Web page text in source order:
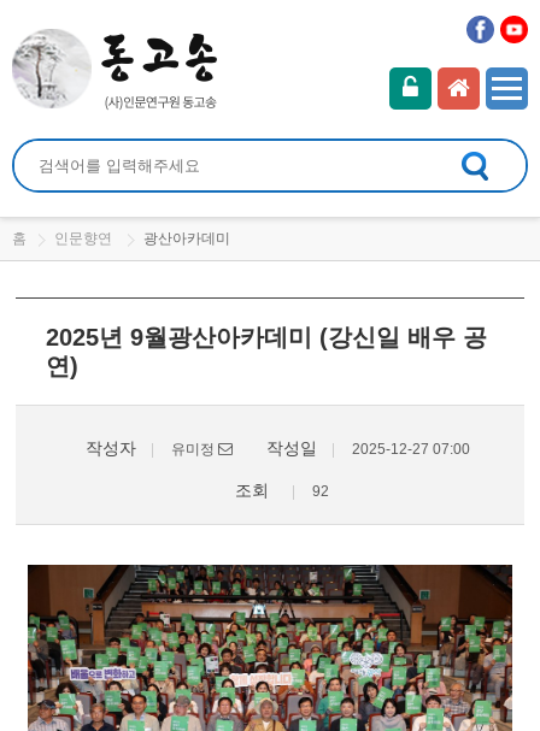
홈 인문향연 광산아카데미
2025년 9월광산아카데미 (강신일 배우 공
연)
작성자 유미정 작성일 2025-12-27 07:00
조회 92